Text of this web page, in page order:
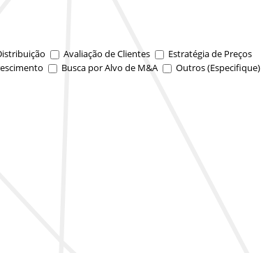
Avaliação de Clientes
Estratégia de Preços
Busca por Alvo de M&A Outros (Especifique)